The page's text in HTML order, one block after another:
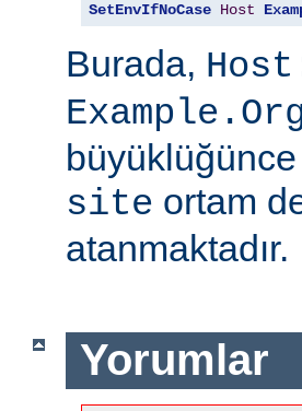
SetEnvIfNoCase Host
Burada,
site ortam
atanmaktadır.
Yorumlar